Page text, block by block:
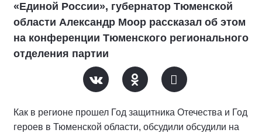
«Единой России», губернатор Тюменской
области Александр Моор рассказал об этом
на конференции Тюменского регионального
отделения партии
Как в регионе прошел Год защитника Отечества и Год
героев в Тюменской области, обсудили обсудили на